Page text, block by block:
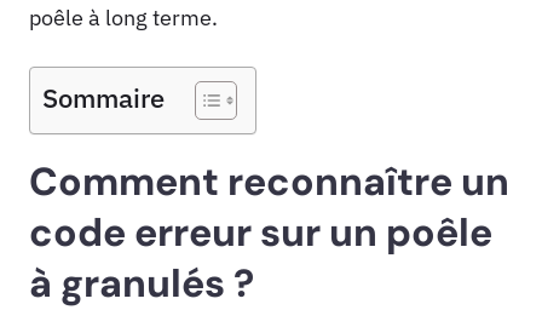
poêle à long terme.
Sommaire
Comment reconnaître un
code erreur sur un poêle
à granulés ?